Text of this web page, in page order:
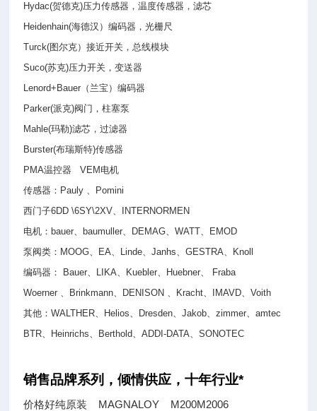
Hydac(贺德克)压力传感器，温度传感器，滤芯
Heidenhain(海德汉）编码器，光栅尺
Turck(图尔克）接近开关，总线模块
Suco(苏克)压力开关，变送器
Lenord+Bauer （兰宝）编码器
Parker(派克)阀门，柱塞泵
Mahle(玛勒)滤芯，过滤器
Burster(布瑞斯特)传感器
PMA温控器 VEM 电机
传感器： Pauly 、
Pomini
西门子6DD \6SY\2XV、
INTERNORMEN
电机： bauer、 baumuller、 DEMAG、WATT、
EMOD
泵阀类： MOOG、 EA、 Linde、Janhs、GESTRA、
Knoll
编码器：
Bauer、 LIKA、 Kuebler、 Huebner、
Fraba
Woerner 、 Brinkmann、 DENISON 、 Kracht、 IMAVD、Voith
其他：WALTHER、 Helios、 Dresden、Jakob、zimmer、amtec
BTR、 Heinrichs、 Berthold、ADDI-DATA、SONOTEC
销售品牌系列，倾情供应，十年行业*
价格好纯原装 MAGNALOY M200M2006